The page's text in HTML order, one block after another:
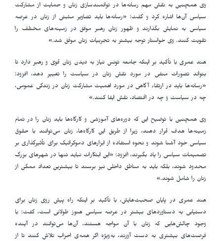
وی همچنین به نقش مهم رسانه‌ها در توانمندسازی زنان و حمایت از مشارکت
سیاسی آن‌ها اشاره کرد و گفت: «رسانه‌ها باید تصاویر مثبتی از زنان در عرصه
سیاسی به نمایش بگذارند و ظهور زنان رهبر موفق در زمینه‌های مختلف را
تقویت کنند. وی خواستار توجه بیشتر به تجربیات زنان موفق شد.»
هند عمری با تأکید بر اینکه جامعه تونس نیاز به دیدن زنان قوی و رهبر دارد تا
بتواند تصورات منفی در مورد نقش زنان در سیاست را تغییر دهد، افزود:
«رسانه‌ها باید در ارتقاء آگاهی در مورد اهمیت مشارکت زنان در زندگی عمومی،
چه در سیاست و چه در اقتصاد، نقش ایفا کنند.»
وی همچنین با توضیح این که دوره‌های آموزشی و کارگاه‌ها باید زنان را در تمام
زمینه‌ها هدف قرار دهند، زیرا از طریق این کارگاه‌ها، زنان می‌توانند با حقوق
سیاسی خود آشنا شوند و نحوه استفاده از ابزارهای دموکراتیک برای تأثیرگذاری بر
تصمیمات سیاسی را یاد بگیرند، افزود: «این ابتکارات نباید تنها در شهرهای بزرگ
محدود شوند، بلکه باید به مناطق داخلی نیز برسند تا بیشترین تعداد ممکن از
زنان را شامل شوند.»
هند عمری در پایان صحبت‌هایش، با تأکید بر اینکه راه پیش روی زنان برای
دستیابی به دستاوردهای بیشتر در عرصه سیاسی هنوز طولانی است، گفت: با
وجود چالش‌هایی که زنان با آن مواجه هستند، آن‌ها می‌توانند در آینده
فرصت‌های بیشتری به دست آورند، به‌ویژه اگر همه‌ی احزاب تلاش کنند تا از